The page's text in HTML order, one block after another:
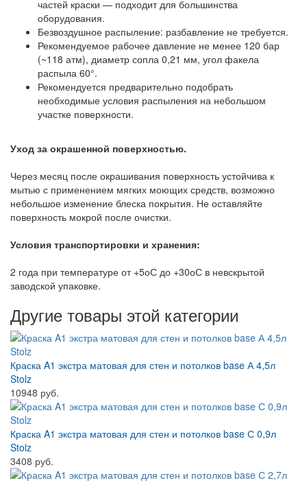
частей краски — подходит для большинства
оборудования.
Безвоздушное распыление: разбавление не требуется.
Рекомендуемое рабочее давление не менее 120 бар
(~118 атм), диаметр сопла 0,21 мм, угол факела
распыла 60°.
Рекомендуется предварительно подобрать
необходимые условия распыления на небольшом
участке поверхности.
Уход за окрашенной поверхностью.
Через месяц после окрашивания поверхность устойчива к
мытью с применением мягких моющих средств, возможно
небольшое изменение блеска покрытия. Не оставляйте
поверхность мокрой после очистки.
Условия транспортировки и хранения:
2 года при температуре от +5оС до +30оС в невскрытой
заводской упаковке.
Другие товары этой категории
Краска A1 экстра матовая для стен и потолков base А 4,5л
Stolz
10948 руб.
Краска A1 экстра матовая для стен и потолков base С 0,9л
Stolz
3408 руб.